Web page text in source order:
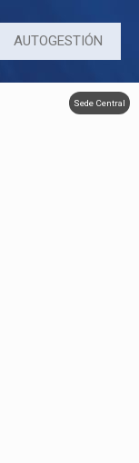
AUTOGESTIÓN
Sede Central